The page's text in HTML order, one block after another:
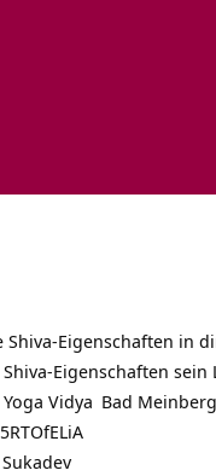
Shiva-Eigenschaften in
Eigenschaften
Yoga Vidya Bad